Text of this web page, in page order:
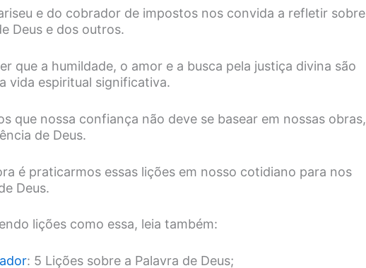
e do cobrador de impostos nos convida a refletir sobre
Deus e dos outros.
que a humildade, o amor e a busca pela justiça divina são
vida espiritual significativa.
que nossa confiança não deve se basear em nossas obras,
de Deus.
é praticarmos essas lições em nosso cotidiano para nos
Deus.
lições como essa, leia também:
: 5 Lições sobre a Palavra de Deus;